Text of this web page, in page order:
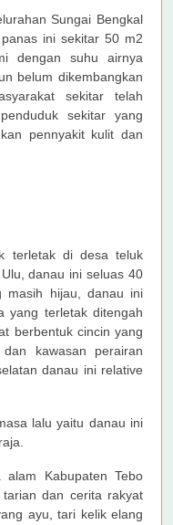
Sungai Bengkal
ini sekitar 50 m2
dengan suhu airnya
belum dikembangkan
sekitar telah
sekitar yang
pennyakit kulit dan
terletak di desa teluk
danau ini seluas 40
masih hijau, danau ini
yang terletak ditengah
berbentuk cincin yang
kawasan perairan
danau ini relative
lalu yaitu danau ini
alam Kabupaten Tebo
dan cerita rakyat
ayu, tari kelik elang